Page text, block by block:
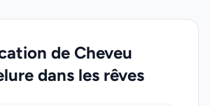
de Cheveu
dans les rêves